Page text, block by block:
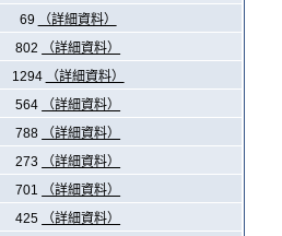
69
（詳細資料）
802
（詳細資料）
1294
（詳細資料）
564
（詳細資料）
788
（詳細資料）
273
（詳細資料）
701
（詳細資料）
425
（詳細資料）